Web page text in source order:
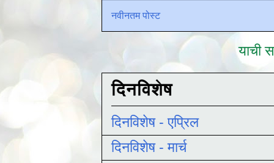
नवीनतम पोस्ट
याची
दिनविशेष
दिनविशेष - एप्रिल
दिनविशेष - मार्च